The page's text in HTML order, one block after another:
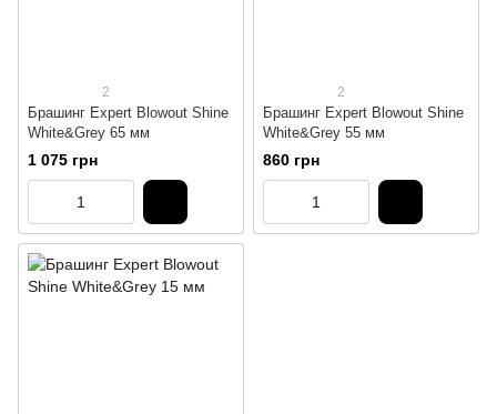
2
Брашинг Expert Blowout Shine
White&Grey 65 мм
1 075 грн
2
Брашинг Expert Blowout Shine
White&Grey 55 мм
860 грн